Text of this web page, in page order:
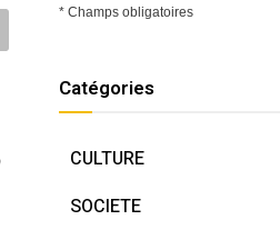
* Champs obligatoires
Catégories
CULTURE
SOCIETE